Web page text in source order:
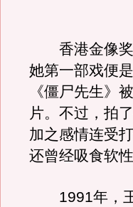
香港金像奖
她第一部戏便
《僵尸先生》
片。不过，拍
加之感情连受
还曾经吸食软性
1991年，王